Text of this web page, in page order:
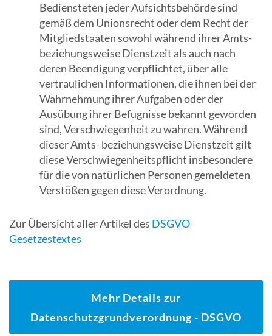
Bediensteten jeder Aufsichtsbehörde sind
gemäß dem Unionsrecht oder dem Recht der
Mitgliedstaaten sowohl während ihrer Amts-
beziehungsweise Dienstzeit als auch nach
deren Beendigung verpflichtet, über alle
vertraulichen Informationen, die ihnen bei der
Wahrnehmung ihrer Aufgaben oder der
Ausübung ihrer Befugnisse bekannt geworden
sind, Verschwiegenheit zu wahren. Während
dieser Amts- beziehungsweise Dienstzeit gilt
diese Verschwiegenheitspflicht insbesondere
für die von natürlichen Personen gemeldeten
Verstößen gegen diese Verordnung.
Zur Übersicht aller Artikel des DSGVO
Gesetzestextes
Mehr Details zur
Datenschutzgrundverordnung - DSGVO